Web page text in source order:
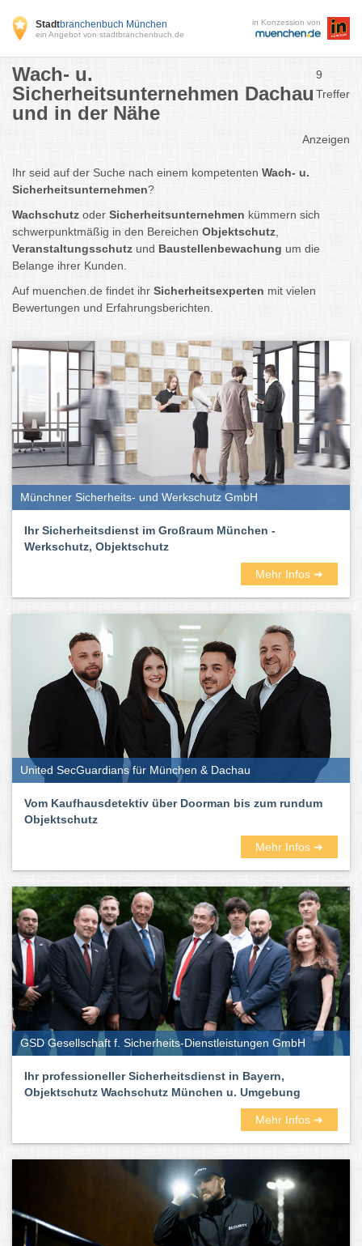
Stadtbranchenbuch München
ein Angebot von stadtbranchenbuch.de
in Konzession von
Wach- u.
Sicherheitsunternehmen Dachau
und in der Nähe
9
Treffer
Anzeigen
Ihr seid auf der Suche nach einem kompetenten Wach- u.
Sicherheitsunternehmen?
Wachschutz oder Sicherheitsunternehmen kümmern sich
schwerpunktmäßig in den Bereichen Objektschutz
Veranstaltungsschutz und Baustellenbewachung um die
Belange ihrer Kunden.
Auf muenchen.de findet ihr Sicherheitsexperten mit vielen
Bewertungen und Erfahrungsberichten.
Münchner Sicherheits- und Werkschutz GmbH
Ihr Sicherheitsdienst im Großraum München -
Werkschutz, Objektschutz
Mehr Infos ➜
United SecGuardians für München & Dachau
Vom Kaufhausdetektiv über Doorman bis zum rundum
Objektschutz
Mehr Infos ➜
GSD Gesellschaft f. Sicherheits-Dienstleistungen GmbH
Ihr professioneller Sicherheitsdienst in Bayern,
Objektschutz Wachschutz München u. Umgebung
Mehr Infos ➜